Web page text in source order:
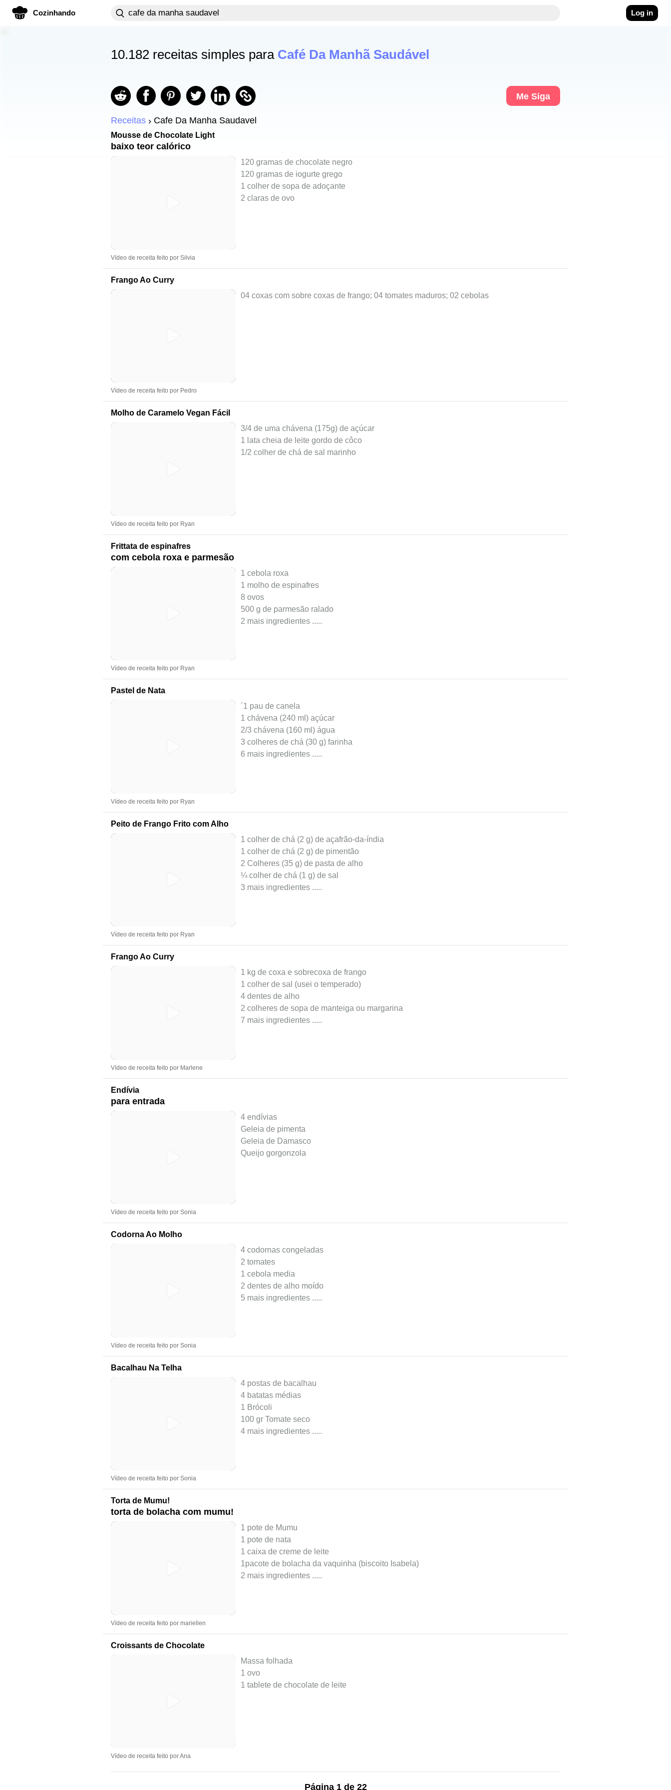
Cozinhando Log in
10.182 receitas simples para Café Da Manhã Saudável
Me Siga
Receitas Cafe Da Manha Saudavel
Mousse de Chocolate Light
baixo teor calórico
120 gramas de chocolate negro
120 gramas de iogurte grego
1 colher de sopa de adoçante
2 claras de ovo
Vídeo de receita feito por Silvia
Frango Ao Curry
04 coxas com sobre coxas de frango; 04 tomates maduros; 02 cebolas médias; 04 dentes de alho; 01 copo de
Vídeo de receita feito por Pedro
Molho de Caramelo Vegan Fácil
3/4 de uma chávena (175g) de açúcar
1 lata cheia de leite gordo de côco
1/2 colher de chá de sal marinho
Vídeo de receita feito por Ryan
Frittata de espinafres
com cebola roxa e parmesão
1 cebola roxa
1 molho de espinafres
8 ovos
500 g de parmesão ralado
2 mais ingredientes ..
Vídeo de receita feito por Ryan
Pastel de Nata
´1 pau de canela
1 chávena (240 ml) açúcar
2/3 chávena (160 ml) água
3 colheres de chá (30 g) farinha
6 mais ingredientes .....
Vídeo de receita feito por Ryan
Peito de Frango Frito com Alho
1 colher de chá (2 g) de açafrão-da-índia
1 colher de chá (2 g) de pimentão
2 Colheres (35 g) de pasta de alho
¼ colher de chá (1 g) de sal
3 mais ingredientes ..
Vídeo de receita feito por Ryan
Frango Ao Curry
1 kg de coxa e sobrecoxa de frango
1 colher de sal (usei o temperado)
4 dentes de alho
2 colheres de sopa de manteiga ou margarina
7 mais ingredientes .....
Vídeo de receita feito por Marlene
Endívia
para entrada
4 endívias
Geleia de pimenta
Geleia de Damasco
Queijo gorgonzola
Vídeo de receita feito por Sonia
Codorna Ao Molho
4 codornas congeladas
2 tomates
1 cebola media
2 dentes de alho moído
5 mais ingredientes .....
Vídeo de receita feito por Sonia
Bacalhau Na Telha
4 postas de bacalhau
4 batatas médias
1 Brócoli
100 gr Tomate seco
4 mais ingredientes ..
Vídeo de receita feito por Sonia
Torta de Mumu!
torta de bolacha com mumu!
1 pote de Mumu
1 pote de nata
1 caixa de creme de leite
1pacote de bolacha da vaquinha (biscoito Isabela)
2 mais ingredientes .....
Vídeo de receita feito por mariellen
Croissants de Chocolate
Massa folhada
1 ovo
1 tablete de chocolate de leite
Vídeo de receita feito por Ana
Página 1 de 22